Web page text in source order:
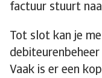
factuur stuurt
Tot slot kan je
Vaak is er een